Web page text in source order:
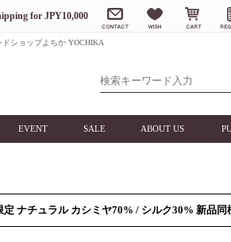
for JPY10,000
ショップよちか YOCHIKA
EVENT SALE ABOUT US
ナチュラル カシミヤ70% / シルク30% 新品同